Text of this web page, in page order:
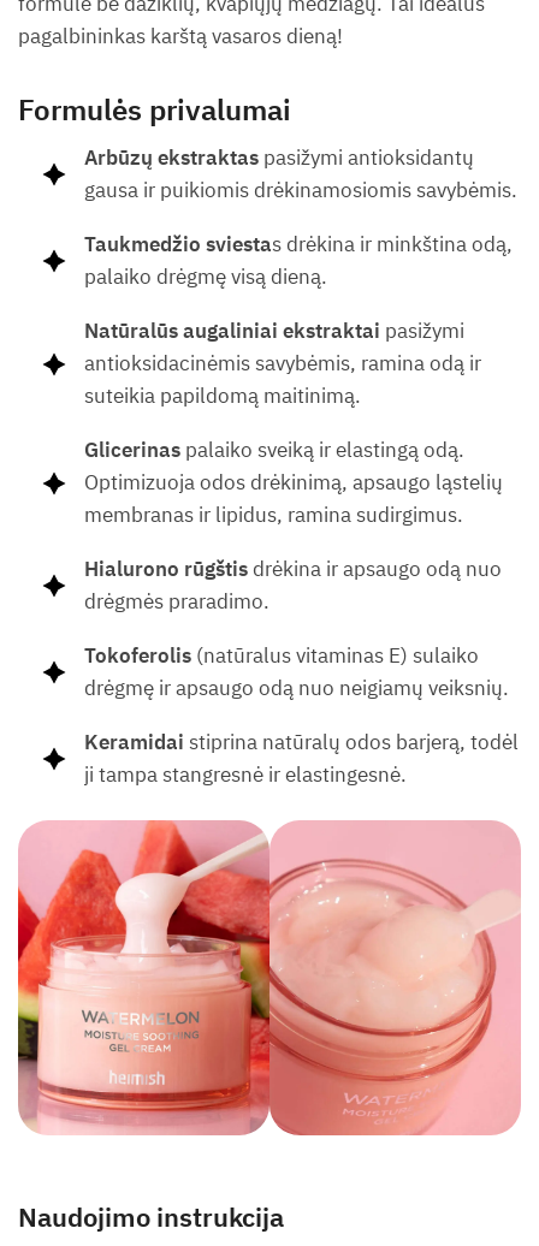
pagalbininkas karštą vasaros dieną!
Formulės privalumai
Arbūzų ekstraktas pasižymi antioksidantų
gausa ir puikiomis drėkinamosiomis savybėmis.
Taukmedžio sviestas drėkina ir minkština odą,
palaiko drėgmę visą dieną.
Natūralūs augaliniai ekstraktai pasižymi
antioksidacinėmis savybėmis, ramina odą ir
suteikia papildomą maitinimą.
Glicerinas palaiko sveiką ir elastingą odą.
Optimizuoja odos drėkinimą, apsaugo ląstelių
membranas ir lipidus, ramina sudirgimus.
Hialurono rūgštis drėkina ir apsaugo odą nuo
drėgmės praradimo.
Tokoferolis (natūralus vitaminas E) sulaiko
drėgmę ir apsaugo odą nuo neigiamų veiksnių.
Keramidai stiprina natūralų odos barjerą, todėl
ji tampa stangresnė ir elastingesnė.
Naudojimo instrukcija